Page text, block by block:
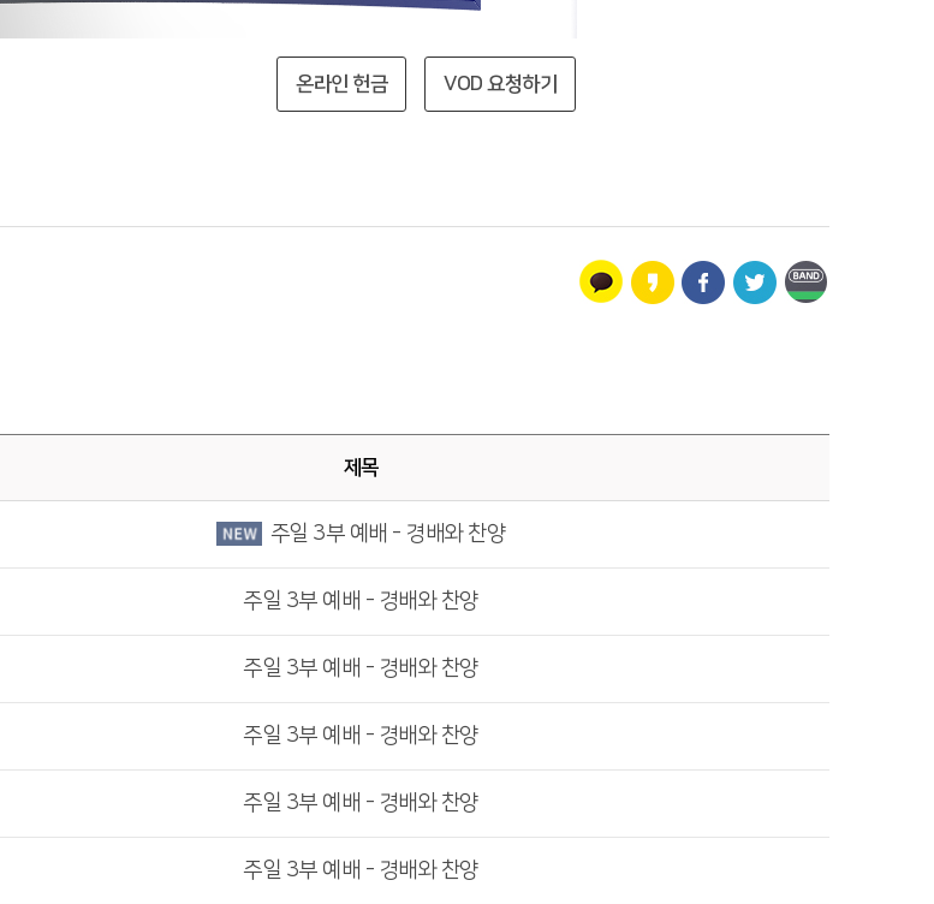
VOD 요청하기
온라인 헌금
제목
주일 3부 예배 - 경배와 찬양
주일 3부 예배 - 경배와 찬양
주일 3부 예배 - 경배와 찬양
주일 3부 예배 - 경배와 찬양
주일 3부 예배 - 경배와 찬양
주일 3부 예배 - 경배와 찬양